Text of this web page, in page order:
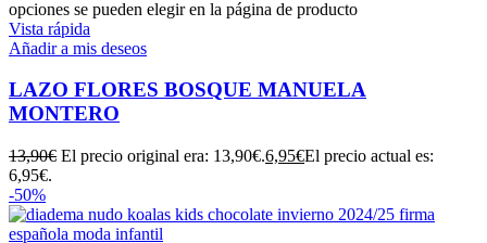
opciones se pueden elegir en la página de producto
Vista rápida
Añadir a mis deseos
LAZO FLORES BOSQUE MANUELA
MONTERO
13,90€ El precio original era: 13,90€.6,95€El precio actual es:
6,95€.
-50%